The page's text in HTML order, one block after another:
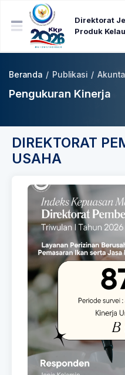
Direktorat
Produk
Beranda / Publikasi /
Pengukuran Kinerja
DIREKTORAT
USAHA